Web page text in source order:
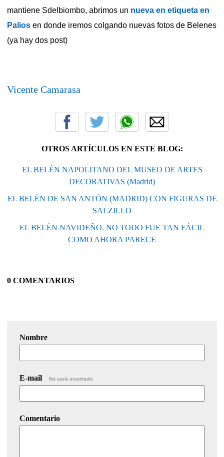
mantiene Sdelbiombo, abrimos un nueva en etiqueta en
Palios en donde iremos colgando nuevas fotos de Belenes
(ya hay dos post)
Vicente Camarasa
OTROS ARTÍCULOS EN ESTE BLOG:
EL BELÉN NAPOLITANO DEL MUSEO DE ARTES
DECORATIVAS (Madrid)
EL BELÉN DE SAN ANTÓN (MADRID) CON FIGURAS DE
SALZILLO
EL BELÉN NAVIDEÑO. NO TODO FUE TAN FÁCIL
COMO AHORA PARECE
0 COMENTARIOS
Nombre
E-mail No será mostrado.
Comentario